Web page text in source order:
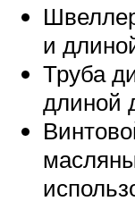
и
Труба
длиной